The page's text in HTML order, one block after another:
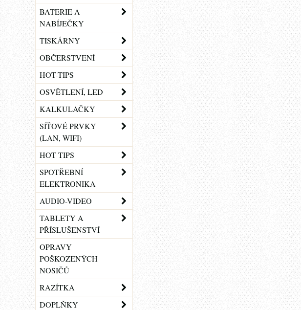
BATERIE A
NABÍJEČKY
TISKÁRNY
OBČERSTVENÍ
HOT-TIPS
OSVĚTLENÍ, LED
KALKULAČKY
SÍŤOVÉ PRVKY
(LAN, WIFI)
HOT TIPS
SPOTŘEBNÍ
ELEKTRONIKA
AUDIO-VIDEO
TABLETY A
PŘÍSLUŠENSTVÍ
OPRAVY
POŠKOZENÝCH
NOSIČŮ
RAZÍTKA
DOPLŇKY